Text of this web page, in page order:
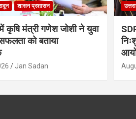
शासन प्रशासन
कृषि मंत्री गणेश जोशी ने युवा
को बताया
Jan Sadan